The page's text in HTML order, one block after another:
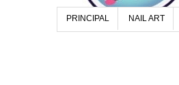
PRINCIPAL NAIL ART